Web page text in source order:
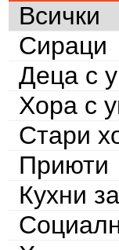
Всички
Сираци
Деца с
Хора с
Стари
Приюти
Кухни